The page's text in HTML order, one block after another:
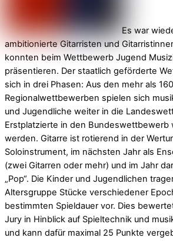
Es war
ambitionierte Gitarristen und
konnten beim Wettbewerb Jugend
präsentieren. Der staatlich geförderte
sich in drei Phasen: Aus den mehr als 160
Regionalwettbewerben spielen sich
und Jugendliche weiter in die
Erstplatzierte in den Bundeswettbewerb
werden. Gitarre ist rotierend in der
Soloinstrument, im nächsten Jahr als
(zwei Gitarren oder mehr) und im Jahr
„Pop“. Die Kinder und Jugendlichen
Altersgruppe Stücke verschiedener
bestimmten Spieldauer vor. Dies
Jury in Hinblick auf Spieltechnik und
und kann dafür maximal 25 Punkte